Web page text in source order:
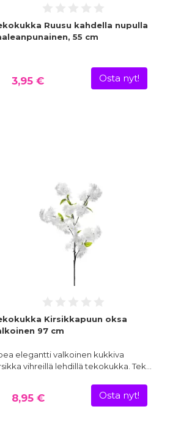
Ruusu kahdella nupulla
55 cm
3,95 € Osta nyt!
Kirsikkapuun oksa
97 cm
elegantti valkoinen kukkiva
vihreillä lehdillä tekokukka. Tek…
8,95 € Osta nyt!